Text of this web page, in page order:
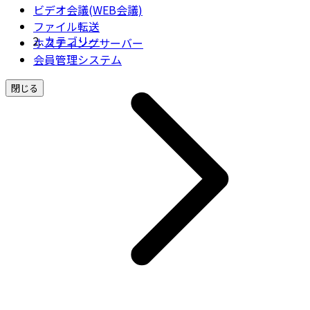
ビデオ会議(WEB会議)
ファイル転送
ホスティングサーバー
会員管理システム
閉じる
カテゴリー